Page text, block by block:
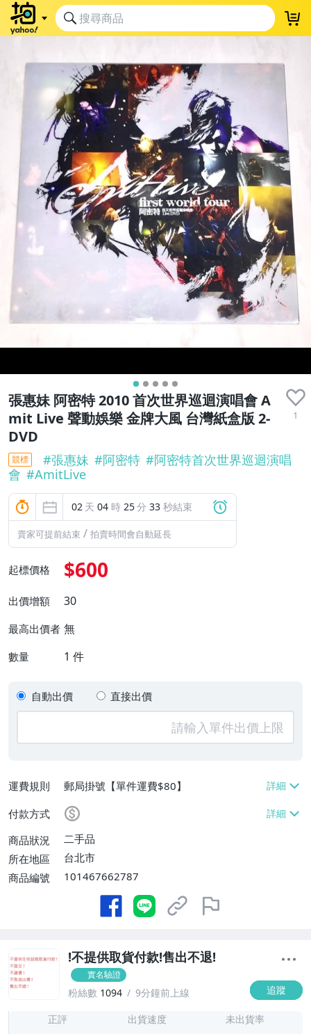
張惠妹 阿密特 2010 首次世界巡迴演唱會 A
mit Live 聲動娛樂 金牌大風 台灣紙盒版 2-
DVD
1
競標 #張惠妹 #阿密特 #阿密特首次世界巡迴演唱
會 #AmitLive
02 天 04 時 25分 33 秒結束
賣家可提前結束 / 拍賣時間會自動延長
起標價格 $600
出價增額 30
最高出價者 無
數量 1 件
自動出價 直接出價
運費規則
郵局掛號【單件運費$80】
付款方式
商品狀況
二手品
所在地區
台北市
商品編號
101467662787
!不提供取貨付款!售出不退!
實名驗證
粉絲數 1094 9分鐘前上線 追蹤
正評 出貨速度 未出貨率